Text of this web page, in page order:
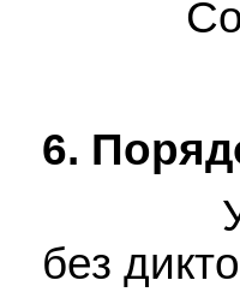
6.
Устная
без